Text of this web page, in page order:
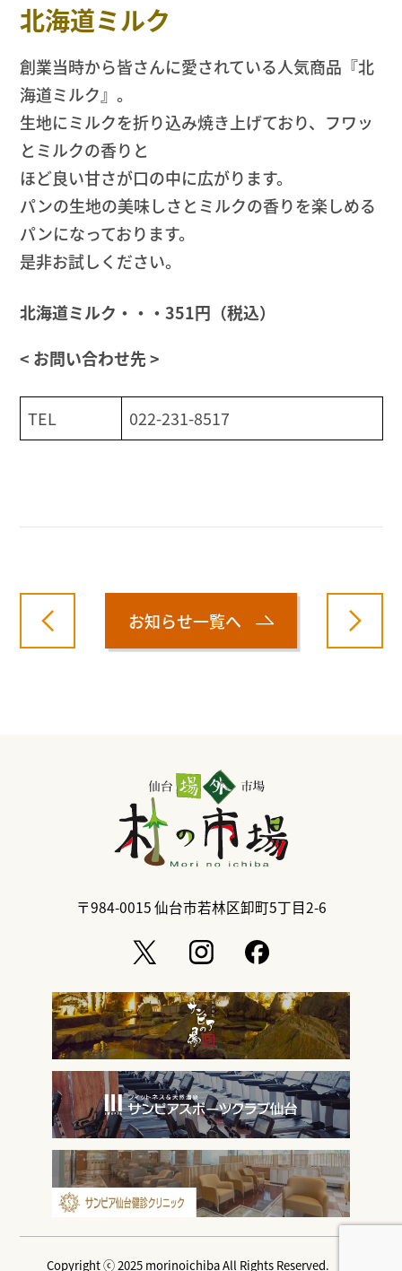
北海道ミルク
創業当時から皆さんに愛されている人気商品『北
海道ミルク』。
生地にミルクを折り込み焼き上げており、フワッ
とミルクの香りと
ほど良い甘さが口の中に広がります。
パンの生地の美味しさとミルクの香りを楽しめる
パンになっております。
是非お試しください。
北海道ミルク・・・351円（税込）
< お問い合わせ先 >
TEL 022-231-8517
お知らせ一覧へ
〒984-0015仙台市若林区卸町5丁目2-6
Copyright ⓒ 2025 morinoichiba All Rights Reserved.